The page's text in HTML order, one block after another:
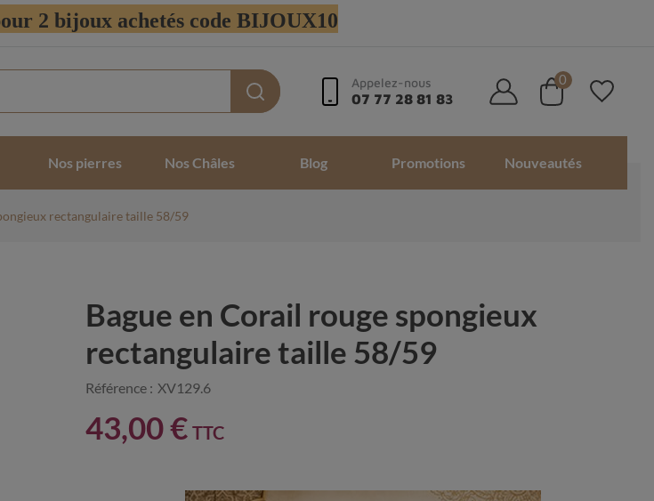
2 bijoux achetés code BIJOUX10
Appelez-nous
07 77 28 81 83
0
Nos pierres Nos Châles Blog Promotions Nouveautés
rectangulaire taille 58/59
Bague en Corail rouge spongieux
rectangulaire taille 58/59
Référence : XV129.6
43,00 € TTC